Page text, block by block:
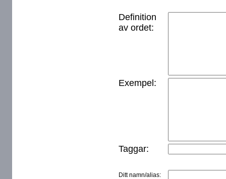
Definition
av ordet:
Exempel:
Taggar:
Ditt namn/alias: